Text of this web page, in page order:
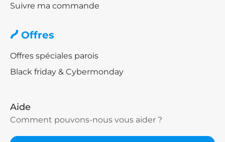
Suivre ma commande
Offres
Offres spéciales parois
Black friday & Cybermonday
Aide
Comment pouvons-nous vous aider ?